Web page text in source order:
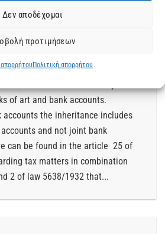
Δεν αποδέχομαι
προτιμήσεων
απορρήτουΠολιτική απορρήτου
Miliou, Attorney at the Supreme
are exclusively related with
or an undivided (ab indivisio)
of art and bank accounts.
accounts the inheritance includes
and not joint bank
can be found in the article 25 of
tax matters in combination
2 of law 5638/1932 that...